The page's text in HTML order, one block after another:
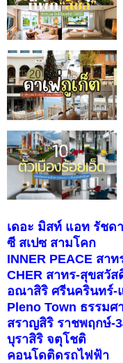
เดอะ มิสท์ แอท รัชด
ซี สเปซ สามโคก
INNER PEACE สาท
CHER สาทร-สุขสวัส
อณาสิริ ศรีนครินทร์-
Pleno Town ธรรมศ
สราญสิริ ราชพฤกษ์-
บุราสิริ จตุโชติ
คอนโดติดรถไฟฟ้า